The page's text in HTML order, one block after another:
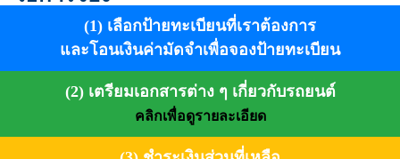
(1) เลือกป้ายทะเบียนที่เราต้องการ
และโอนเงินค่ามัดจำเพื่อจองป้ายทะเบียน
(2) เตรียมเอกสารต่าง ๆ เกี่ยวกับรถยนต์
คลิกเพื่อดูรายละเอียด